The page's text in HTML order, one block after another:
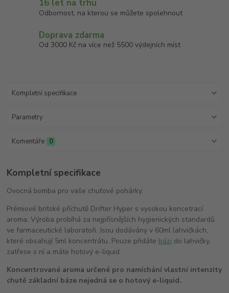
16 let na trhu
Odbornost, na kterou se můžete spolehnout
Doprava zdarma
Od 3000 Kč na více než 5500 výdejních míst
Kompletní specifikace
Parametry
Komentáře 0
Kompletní specifikace
Ovocná bomba pro vaše chuťové pohárky.
Prémiové britské příchutě Drifter Hyper s vysokou koncetrací
aroma. Výroba probíhá za nejpřísnějších hygienických standardů
ve farmaceutické laboratoři. Jsou dodávány v 60ml lahvičkách,
které obsahují 5ml koncentrátu. Pouze přidáte bázi do lahvičky,
zatřese s ní a máte hotový e-liquid.
Koncentrované aroma určené pro namíchání vlastní intenzity
chutě základní báze nejedná se o hotový e-liquid.